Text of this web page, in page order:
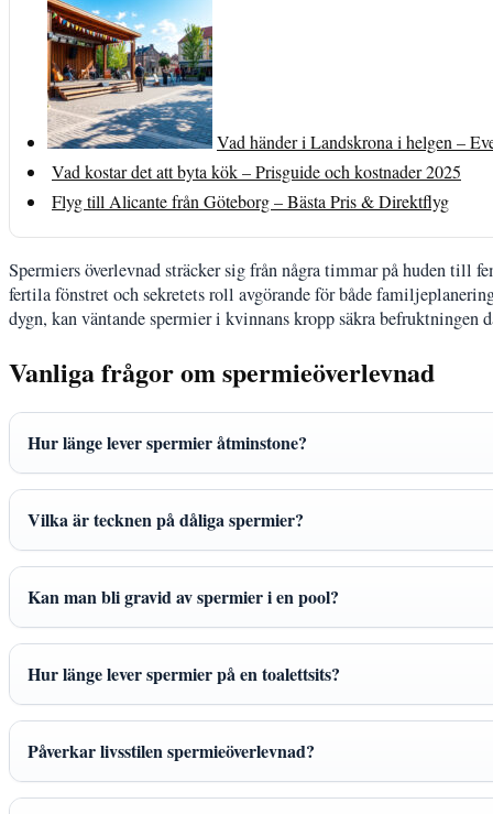
Vad händer i Landskrona i helgen –
Vad kostar det att byta kök – Prisguide och kostnader 2025
Flyg till Alicante från Göteborg – Bästa Pris & Direktflyg
Spermiers överlevnad sträcker sig från några timmar på huden till
fertila fönstret och sekretets roll avgörande för både
dygn, kan väntande spermier i kvinnans kropp säkra befruktningen
Vanliga frågor om spermieöverlevnad
Hur länge lever spermier åtminstone?
Vilka är tecknen på dåliga spermier?
Kan man bli gravid av spermier i en pool?
Hur länge lever spermier på en toalettsits?
Påverkar livsstilen spermieöverlevnad?